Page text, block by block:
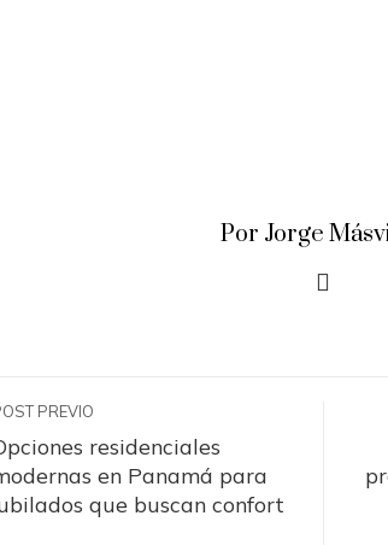
Por Jorge
PREVIO
residenciales
en Panamá para
que buscan confort